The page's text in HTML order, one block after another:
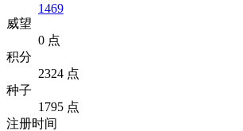
1469
威望
0 点
积分
2324 点
种子
1795 点
注册时间